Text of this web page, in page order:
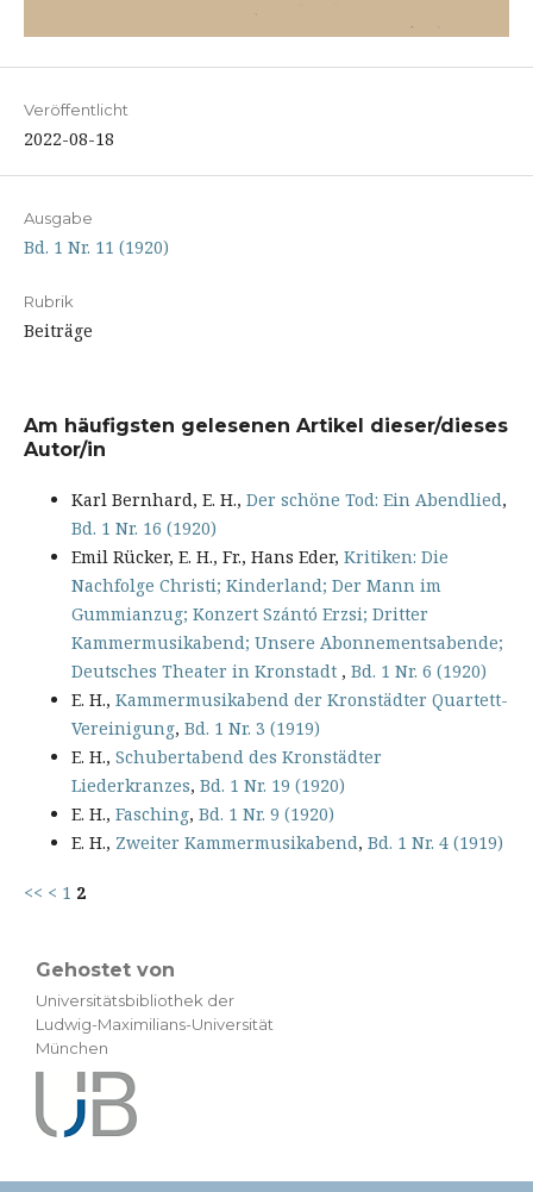
Veröffentlicht
2022-08-18
Ausgabe
Bd. 1 Nr. 11 (1920)
Rubrik
Beiträge
Am häufigsten gelesenen Artikel dieser/dieses
Autor/in
Karl Bernhard, E. H., Der schöne Tod: Ein Abendlied,
Bd. 1 Nr. 16 (1920)
Emil Rücker, E. H., Fr., Hans Eder, Kritiken: Die
Nachfolge Christi; Kinderland; Der Mann im
Gummianzug; Konzert Szántó Erzsi; Dritter
Kammermusikabend; Unsere Abonnementsabende;
Deutsches Theater in Kronstadt , Bd. 1 Nr. 6 (1920)
E. H., Kammermusikabend der Kronstädter Quartett-
Vereinigung, Bd. 1 Nr. 3 (1919)
E. H., Schubertabend des Kronstädter
Liederkranzes, Bd. 1 Nr. 19 (1920)
E. H., Fasching, Bd. 1 Nr. 9 (1920)
E. H., Zweiter Kammermusikabend, Bd. 1 Nr. 4 (1919)
<< < 1 2
Gehostet von
Universitätsbibliothek der
Ludwig-Maximilians-Universität
München